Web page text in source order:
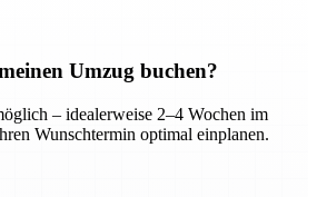
Umzug buchen?
– idealerweise 2–4 Wochen im
Wunschtermin optimal einplanen.